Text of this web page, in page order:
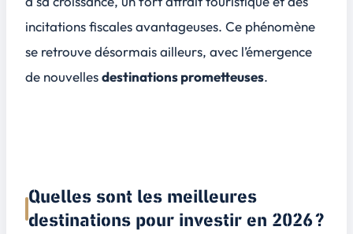
incitations fiscales avantageuses. Ce phénomène
se retrouve désormais ailleurs, avec l’émergence
de nouvellesdestinations prometteuses.
Quelles sont les meilleures
destinations pour investir en 2026 ?